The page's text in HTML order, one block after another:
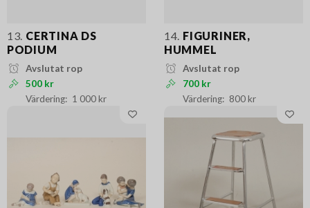
13. CERTINA DS
PODIUM
Avslutat rop
500 kr
1 000 kr
14. FIGURINER,
HUMMEL
Avslutat rop
700 kr
800 kr